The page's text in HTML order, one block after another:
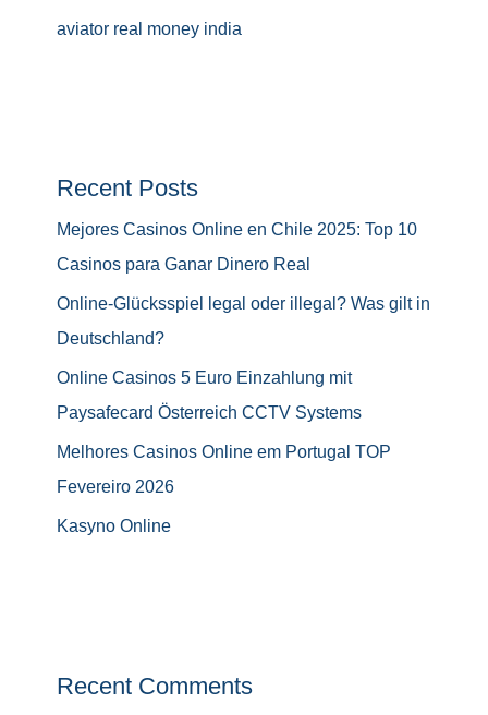
aviator real money india
Recent Posts
Mejores Casinos Online en Chile 2025: Top 10
Casinos para Ganar Dinero Real
Online-Glücksspiel legal oder illegal? Was gilt in
Deutschland?
Online Casinos 5 Euro Einzahlung mit
Paysafecard Österreich CCTV Systems
Melhores Casinos Online em Portugal TOP
Fevereiro 2026
Kasyno Online
Recent Comments